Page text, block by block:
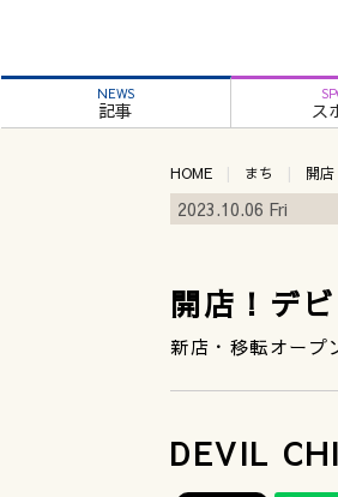
NEWS
記事 ス
HOME まち 開
2023.10.06 Fri
開店！デ
新店・移転オープ
DEVIL